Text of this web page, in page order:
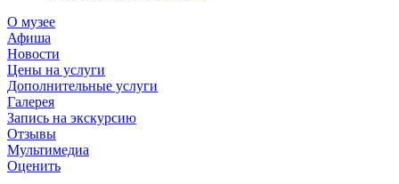
О музее
Афиша
Новости
Цены на услуги
Дополнительные услуги
Галерея
Запись на экскурсию
Отзывы
Мультимедиа
Оценить